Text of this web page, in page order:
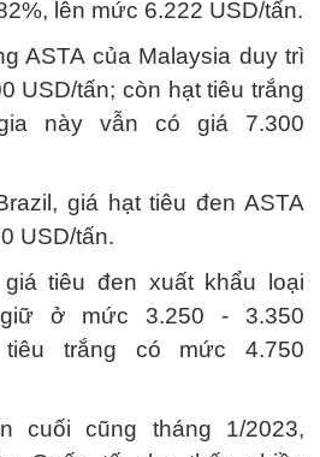
lên mức 6.222 USD/tấn.
ASTA của Malaysia duy trì
USD/tấn; còn hạt tiêu trắng
này vẫn có giá 7.300
giá hạt tiêu đen ASTA
USD/tấn.
tiêu đen xuất khẩu loại
ở mức 3.250 - 3.350
trắng có mức 4.750
cuối cũng tháng 1/2023,